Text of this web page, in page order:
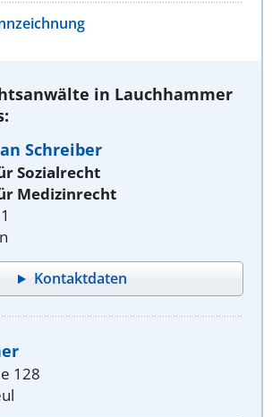
in Lauchhammer
Schreiber
Sozialrecht
Medizinrecht
Kontaktdaten
128